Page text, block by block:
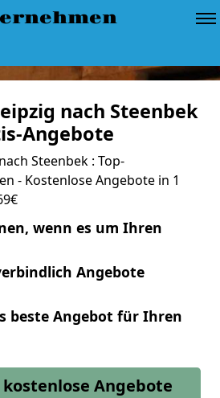
nach Steenbek
Angebote
Steenbek : Top-
- Kostenlose Angebote in 1
wenn es um Ihren
Angebote
beste Angebot für Ihren
Angebote